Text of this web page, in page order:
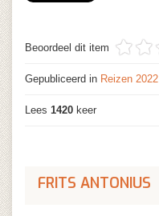
Beoordeel dit item
Gepubliceerd in Reizen 2022
Lees 1420 keer
FRITS ANTONIUS